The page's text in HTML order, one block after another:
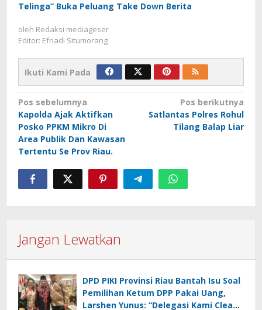
Telinga” Buka Peluang Take Down Berita
oleh Redaksi mediageser
Editor: Efriadi Situmorang
Ikuti Kami Pada
Navigasi
pos
Pos sebelumnya
Kapolda Ajak Aktifkan
Posko PPKM Mikro Di
Area Publik Dan Kawasan
Tertentu Se Prov Riau.
Pos berikutnya
Satlantas Polres Rohul
Tilang Balap Liar
Jangan Lewatkan
DPD PIKI Provinsi Riau Bantah Isu Soal
Pemilihan Ketum DPP Pakai Uang,
Larshen Yunus: “Delegasi Kami Clean